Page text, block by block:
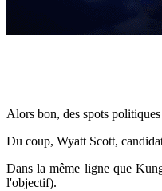
Alors bon, des spots
Du coup, Wyatt Scott,
Dans la même ligne que
l'objectif).